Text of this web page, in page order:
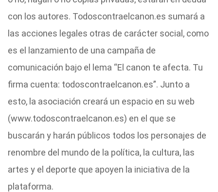
con los autores. Todoscontraelcanon.es sumará a
las acciones legales otras de carácter social, como
es el lanzamiento de una campaña de
comunicación bajo el lema “El canon te afecta. Tu
firma cuenta: todoscontraelcanon.es”. Junto a
esto, la asociación creará un espacio en su web
(www.todoscontraelcanon.es) en el que se
buscarán y harán públicos todos los personajes de
renombre del mundo de la política, la cultura, las
artes y el deporte que apoyen la iniciativa de la
plataforma.